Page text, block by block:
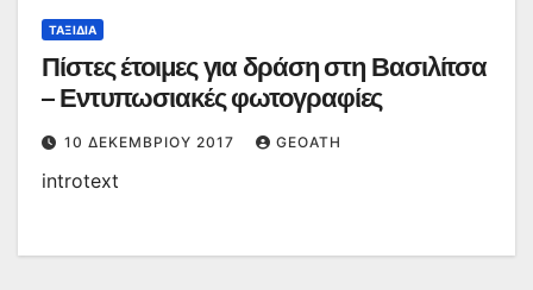
ΤΑΞΊΔΙΑ
Πίστες έτοιμες για δράση στη Βασιλίτσα
– Εντυπωσιακές φωτογραφίες
10 ΔΕΚΕΜΒΡΊΟΥ 2017 GEOATH
introtext